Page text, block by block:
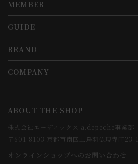
MEMBER
マイページ
新規会員登録
会員規約について
GUIDE
お買い物ガイド
会員登録について
お支払方法について
お届けについて
BRAND
コンセプト
webカタログ
COMPANY
求人情報
法人のお客様
ABOUT THE SHOP
株式会社エーディックス a.depeche事業部
〒601-8103 京都市南区上鳥羽仏現寺町23-1
オンラインショップへのお問い合わせ